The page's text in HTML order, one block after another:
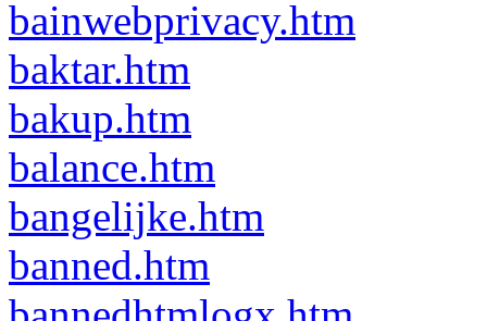
bainwebprivacy.htm
baktar.htm
bakup.htm
balance.htm
bangelijke.htm
banned.htm